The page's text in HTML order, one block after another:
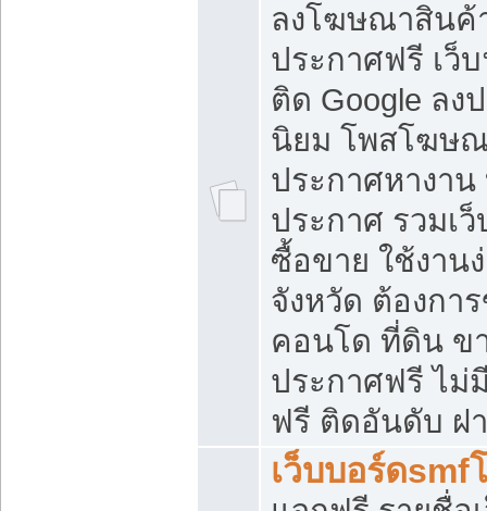
ลงโฆษณาสิน
ประกาศฟรี เว็
ติด Google ลง
นิยม โพสโฆษ
ประกาศหางาน
ประกาศ รวมเ
ซื้อขาย ใช้งาน
จังหวัด ต้องกา
คอนโด ที่ดิน ข
ประกาศฟรี ไม่
ฟรี ติดอันดับ ฝ
เว็บบอร์ดsmf